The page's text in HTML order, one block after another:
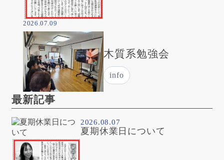
2026.07.09
木質系勉強会
info
最新記事
2026.08.07
夏期休業日について